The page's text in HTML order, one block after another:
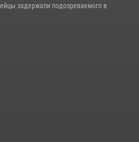
задержали подозреваемого в